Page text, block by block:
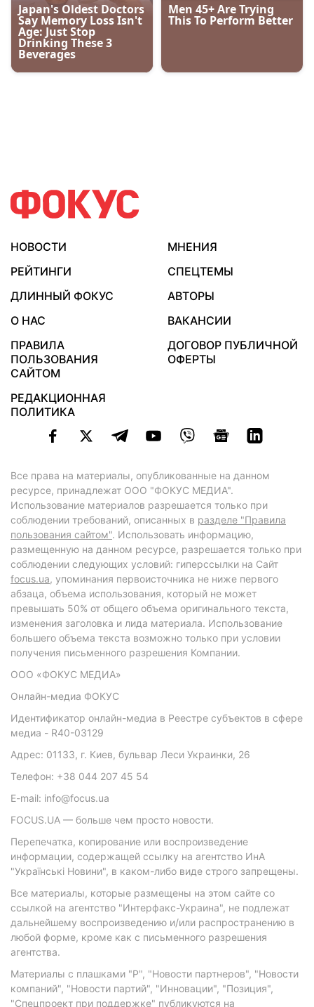
НОВОСТИ
МНЕНИЯ
РЕЙТИНГИ
СПЕЦТЕМЫ
ДЛИННЫЙ ФОКУС
АВТОРЫ
О НАС
ВАКАНСИИ
ПРАВИЛА
ПОЛЬЗОВАНИЯ
САЙТОМ
ДОГОВОР ПУБЛИЧНОЙ
ОФЕРТЫ
РЕДАКЦИОННАЯ
ПОЛИТИКА
Все права на материалы, опубликованные на данном
ресурсе, принадлежат ООО "ФОКУС МЕДИА".
Использование материалов разрешается только при
соблюдении требований, описанных в разделе "Правила
пользования сайтом". Использовать информацию,
размещенную на данном ресурсе, разрешается только при
соблюдении следующих условий: гиперссылки на Сайт
focus.ua, упоминания первоисточника не ниже первого
абзаца, объема использования, который не может
превышать 50% от общего объема оригинального текста,
изменения заголовка и лида материала. Использование
большего объема текста возможно только при условии
получения письменного разрешения Компании.
ООО «ФОКУС МЕДИА»
Онлайн-медиа ФОКУС
Идентификатор онлайн-медиа в Реестре субъектов в сфере
медиа - R40-03129
Адрес: 01133, г. Киев, бульвар Леси Украинки, 26
Телефон: +38 044 207 45 54
E-mail: info@focus.ua
FOCUS.UA — больше чем просто новости.
Перепечатка, копирование или воспроизведение
информации, содержащей ссылку на агентство ИнА
"Українські Новини", в каком-либо виде строго запрещены.
Все материалы, которые размещены на этом сайте со
ссылкой на агентство "Интерфакс-Украина", не подлежат
дальнейшему воспроизведению и/или распространению в
любой форме, кроме как с письменного разрешения
агентства.
Материалы с плашками "Р", "Новости партнеров", "Новости
компаний", "Новости партий", "Инновации", "Позиция",
"Спецпроект при поддержке" публикуются на